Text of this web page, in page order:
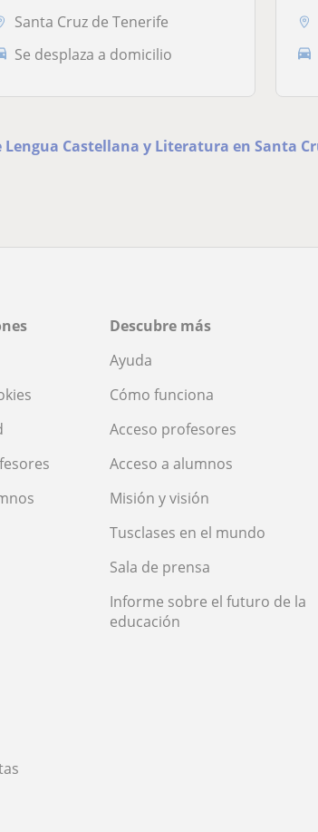
Santa Cruz de Tenerife
Se desplaza a domicilio
Lengua Castellana y Literatura en Santa
Descubre más
Ayuda
Cómo funciona
Acceso profesores
Acceso a alumnos
Misión y visión
Tusclases en el mundo
Sala de prensa
Informe sobre el futuro de la
educación